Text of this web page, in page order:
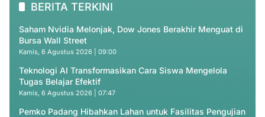
BERITA TERKINI
Saham Nvidia Melonjak, Dow Jones Berakhir Menguat di
Bursa Wall Street
Kamis, 6 Agustus 2026 | 09:00
Teknologi AI Transformasikan Cara Siswa Mengelola
Tugas Belajar Efektif
Kamis, 6 Agustus 2026 | 07:47
Pemko Padang Hibahkan Lahan untuk Fasilitas Pengujian